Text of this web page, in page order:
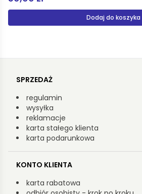
Dodaj do koszyka
SPRZEDAŻ
regulamin
wysyłka
reklamacje
karta stałego klienta
karta podarunkowa
KONTO KLIENTA
karta rabatowa